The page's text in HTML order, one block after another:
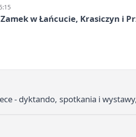
w Łańcucie, Krasiczyn i
- dyktando, spotkania i